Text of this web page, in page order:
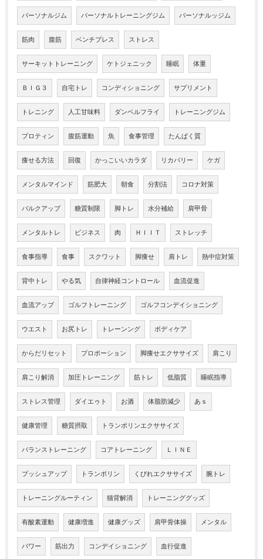
パーソナルジム パーソナルトレーニングジム パーソナルッジム
筋肉 腹筋 ベンチプレス ストレス
サーキットトレーニング ケトジェニック 睡眠 体重
ＢＩＧ３ 自宅トレ コンディショニング サプリメント
トレニング 人工甘味料 ダンベルフライ トレーニングジム
プロティン 腹筋運動 魚 食事管理 たんぱく質
痩せる方法 回復 かっこいいカラダ リカバリー ケガ
メンタルマインド 筋肥大 朝食 分割法 コロナ対策
バルクアップ 糖質制限 脚トレ 水分補給 肩甲骨
メンタルトレ ビジネス 肉 ＨＩＩＴ ストレッチ
食事指導 食事 スクワット 脚痩せ 肩トレ 熱中症対策
背中トレ やる気 自律神経コントロール 血流促進
血流アップ ゴルフトレーニング ゴルフコンデイショニング
ウエスト お尻トレ トレーンング ボディケア
からだリセット プロポーション 脚痩せエクササイズ 肩こり
肩こり解消 加圧トレーニング 筋トレ 低脂質 睡眠指導
ストレス管理 ダイエゥト お酒 体脂肪減少 あｓ
健康管理 糖質摂取 トランポリンエクササイズ
バランストレーニング コアトレーニング ＬＩＮＥ
プッシュアップ トランポリン くびれエクササイズ 腕トレ
トレーニングルーティン 猫背解消 トレーニンググッズ
有酸素運動 健康増進 健康グッズ 肩甲骨体操 メンタル
パワー 筋出力 コンデイショニング 血行促進